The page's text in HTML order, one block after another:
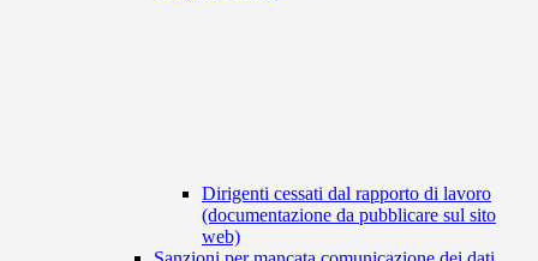
Dirigenti cessati dal rapporto di lavoro
(documentazione da pubblicare sul sito
web)